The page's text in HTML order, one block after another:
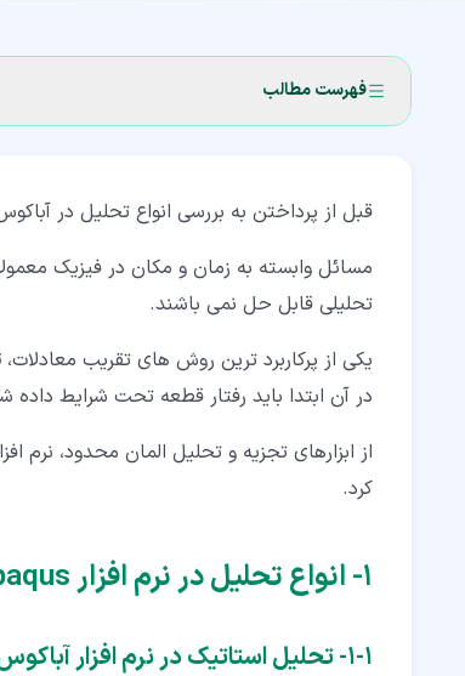
فهرست مطالب
۱‏-‏۱‏- تحلیل استاتیک در نرم افزار آباکوس (Static analysis)
۱‏-‏۲‏- تحلیل شبه استاتیک در نرم افزار آباکوس (Quasi-Static analysis)
۱‏-‏۳‏- تحلیل دینامیک (Dynamic analysis)
قبل از پرداختن به بررسی انواع تحلیل در
مسائل وابسته به زمان و مکان در فیزیک
تحلیلی قابل حل نمی باشند.
یکی از پرکاربرد ترین روش های تقریب معادلات،
در آن ابتدا باید رفتار قطعه تحت شرایط
کرد.
۱‏- انواع تحلیل در نرم افزار Abaqus
۱‏-‏۱‏- تحلیل استاتیک در نرم افزار آباکوس (Static analysis)